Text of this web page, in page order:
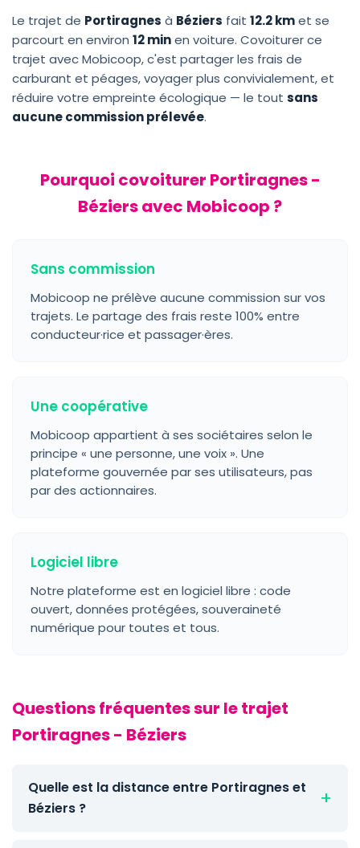
Le trajet de Portiragnes à Béziers fait 12.2 kmet se
parcourt en environ 12 minen voiture. Covoiturer ce
trajet avec Mobicoop, c'est partager les frais de
carburant et péages, voyager plus convivialement, et
réduire votre empreinte écologique — le tout sans
aucune commission prélevée.
Pourquoi covoiturer Portiragnes -
Béziers avec Mobicoop ?
Sans commission
Mobicoop ne prélève aucune commission sur vos
trajets. Le partage des frais reste 100% entre
conducteur·rice et passager·ères.
Une coopérative
Mobicoop appartient à ses sociétaires selon le
principe « une personne, une voix ». Une
plateforme gouvernée par ses utilisateurs, pas
par des actionnaires.
Logiciel libre
Notre plateforme est en logiciel libre : code
ouvert, données protégées, souveraineté
numérique pour toutes et tous.
Questions fréquentes sur le trajet
Portiragnes - Béziers
Quelle est la distance entre Portiragnes et
Béziers ?